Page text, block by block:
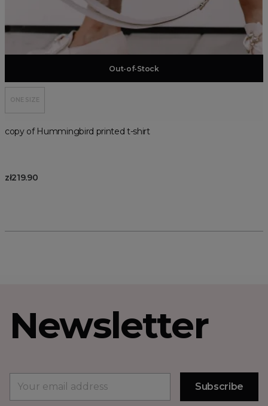
Add to basket
Out-of-Stock
ONE SIZE
copy of Hummingbird printed t-shirt
zł219.90
Newsletter